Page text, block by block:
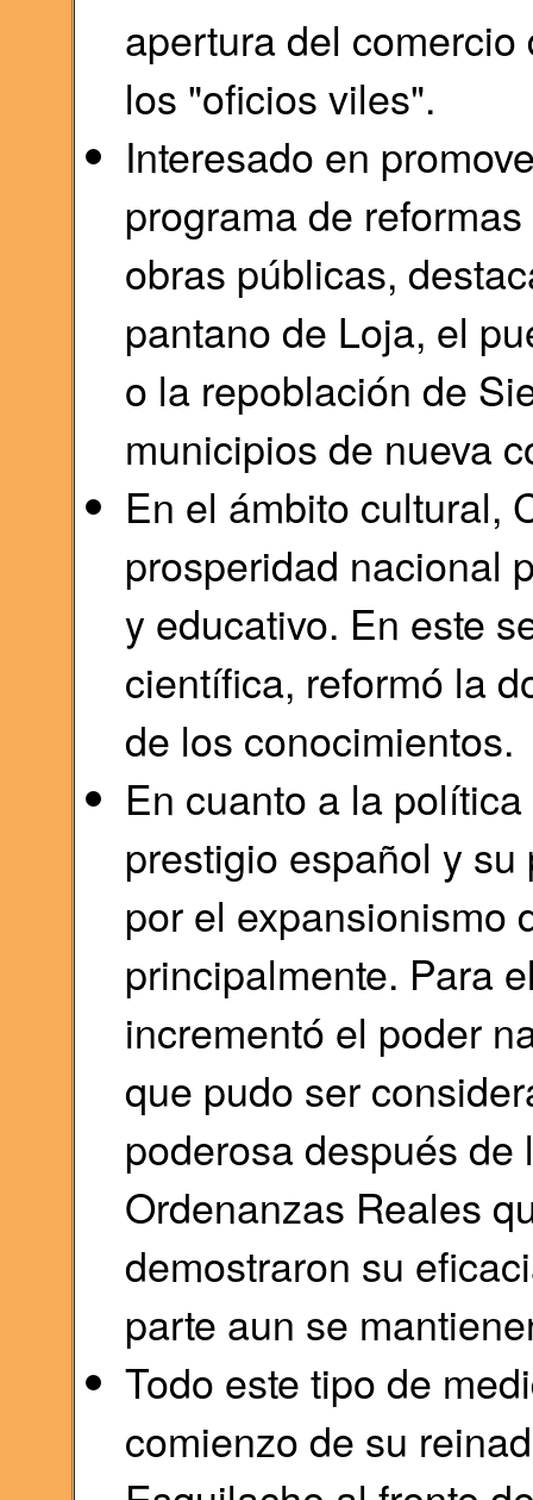
apertura del
los "oficios viles".
Interesado en
programa de
obras públicas,
pantano de Loja, el
o la repoblación de
municipios de nueva
En el ámbito cultural,
prosperidad nacional
y educativo. En este
científica, reformó la
de los conocimientos.
En cuanto a la
prestigio español y
por el expansionismo
principalmente. Para
incrementó el poder
que pudo ser
poderosa después
Ordenanzas Reales
demostraron su
parte aun se
Todo este tipo de
comienzo de su